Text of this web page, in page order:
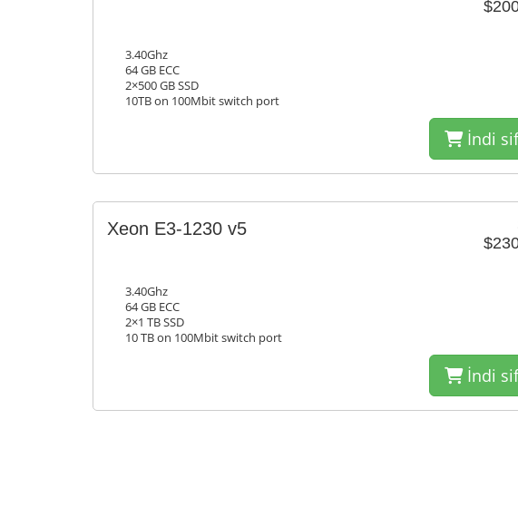
3.40Ghz
64 GB ECC
2×500 GB SSD
10TB on 100Mbit switch port
İndi
Xeon E3-1230 v5
3.40Ghz
64 GB ECC
2×1 TB SSD
10 TB on 100Mbit switch port
İndi